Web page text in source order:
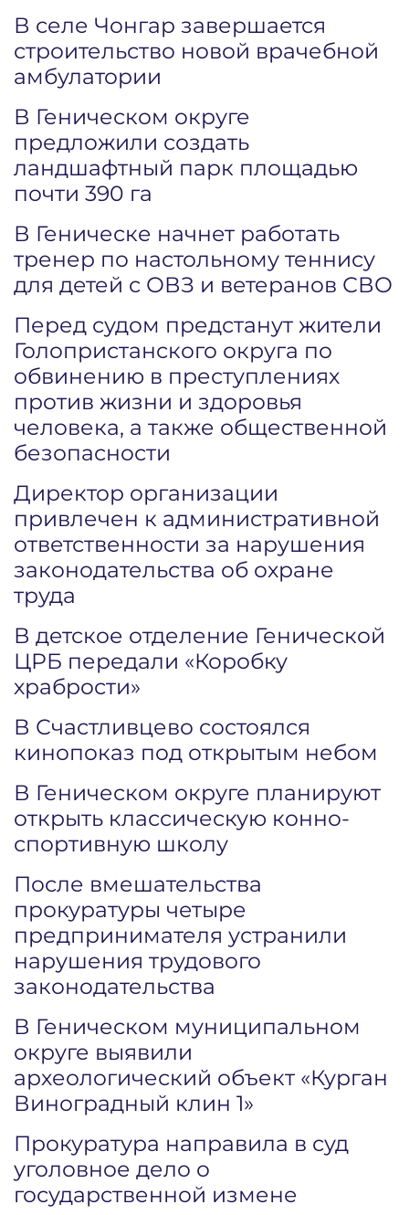
В селе Чонгар завершается
строительство новой врачебной
амбулатории
В Геническом округе
предложили создать
ландшафтный парк площадью
почти 390 га
В Геническе начнет работать
тренер по настольному теннису
для детей с ОВЗ и ветеранов СВО
Перед судом предстанут жители
Голопристанского округа по
обвинению в преступлениях
против жизни и здоровья
человека, а также общественной
безопасности
Директор организации
привлечен к административной
ответственности за нарушения
законодательства об охране
труда
В детское отделение Генической
ЦРБ передали «Коробку
храбрости»
В Счастливцево состоялся
кинопоказ под открытым небом
В Геническом округе планируют
открыть классическую конно-
спортивную школу
После вмешательства
прокуратуры четыре
предпринимателя устранили
нарушения трудового
законодательства
В Геническом муниципальном
округе выявили
археологический объект «Курган
Виноградный клин 1»
Прокуратура направила в суд
уголовное дело о
государственной измене